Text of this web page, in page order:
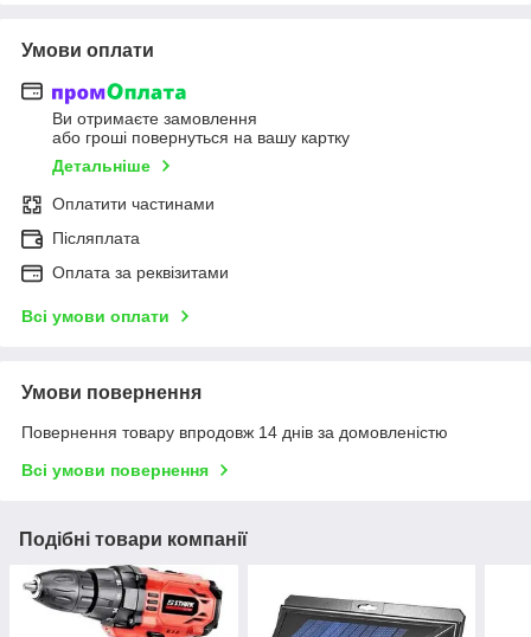
Умови оплати
Ви отримаєте замовлення
або гроші повернуться на вашу картку
Детальніше
Оплатити частинами
Післяплата
Оплата за реквізитами
Всі умови оплати
Умови повернення
Повернення товару впродовж 14 днів за домовленістю
Всі умови повернення
Подібні товари компанії